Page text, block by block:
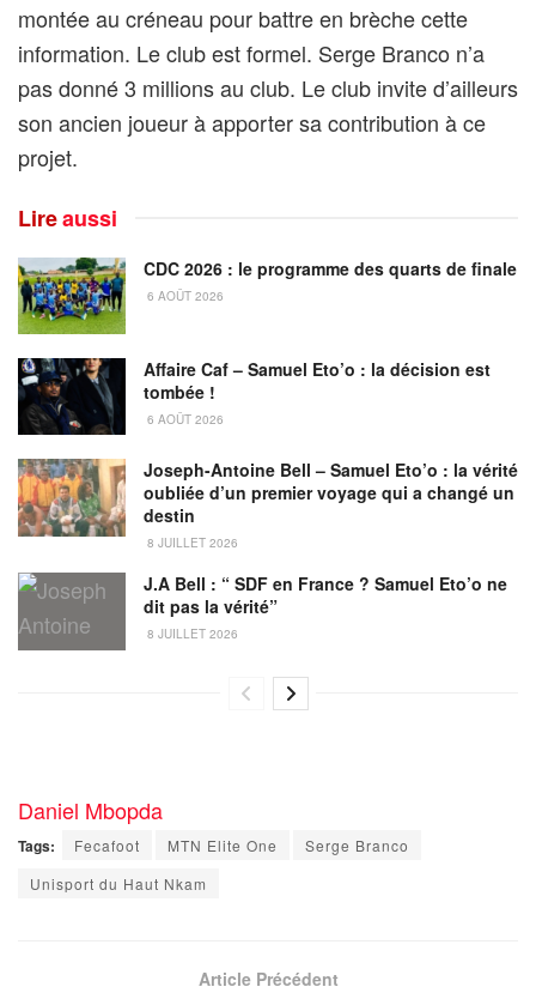
montée au créneau pour battre en brèche cette
information. Le club est formel. Serge Branco n’a
pas donné 3 millions au club. Le club invite d’ailleurs
son ancien joueur à apporter sa contribution à ce
projet.
Lireaussi
CDC 2026 : le programme des quarts de finale
6 AOÛT 2026
Affaire Caf – Samuel Eto’o : la décision est
tombée !
6 AOÛT 2026
Joseph-Antoine Bell – Samuel Eto’o : la vérité
oubliée d’un premier voyage qui a changé un
destin
8 JUILLET 2026
J.A Bell : “ SDF en France ? Samuel Eto’o ne
dit pas la vérité”
8 JUILLET 2026
Daniel Mbopda
Tags: Fecafoot MTN Elite One
Serge Branco
Unisport du Haut Nkam
Article Précédent